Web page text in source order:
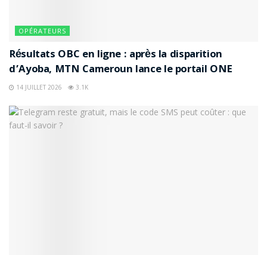
OPÉRATEURS
Résultats OBC en ligne : après la disparition
d’Ayoba, MTN Cameroun lance le portail ONE
14 JUILLET 2026 3.1K